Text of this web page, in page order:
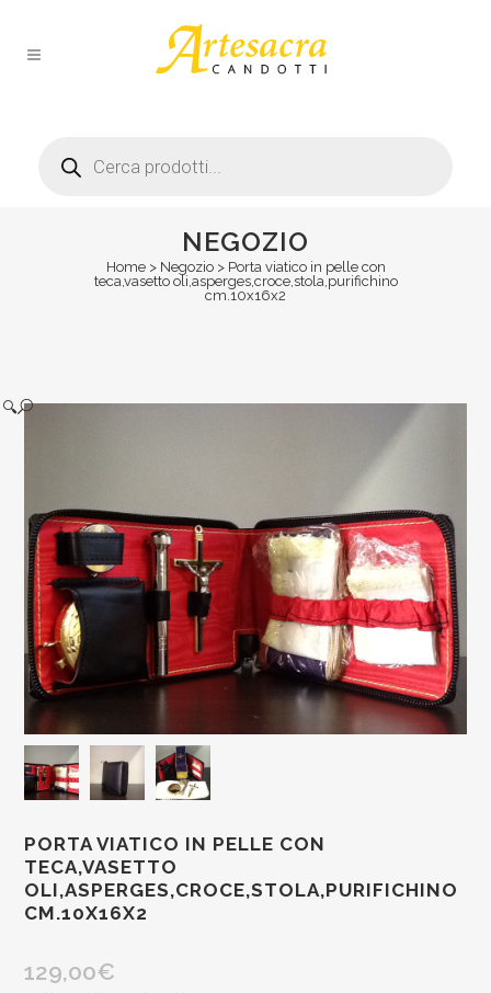
search
NEGOZIO
Home> Negozio> Porta viatico in pelle con
teca,vasetto oli,asperges,croce,stola,purifichino
cm.10x16x2
🔍
PORTA VIATICO IN PELLE CON
TECA,VASETTO
OLI,ASPERGES,CROCE,STOLA,PURIFICHINO
CM.10X16X2
129,00€